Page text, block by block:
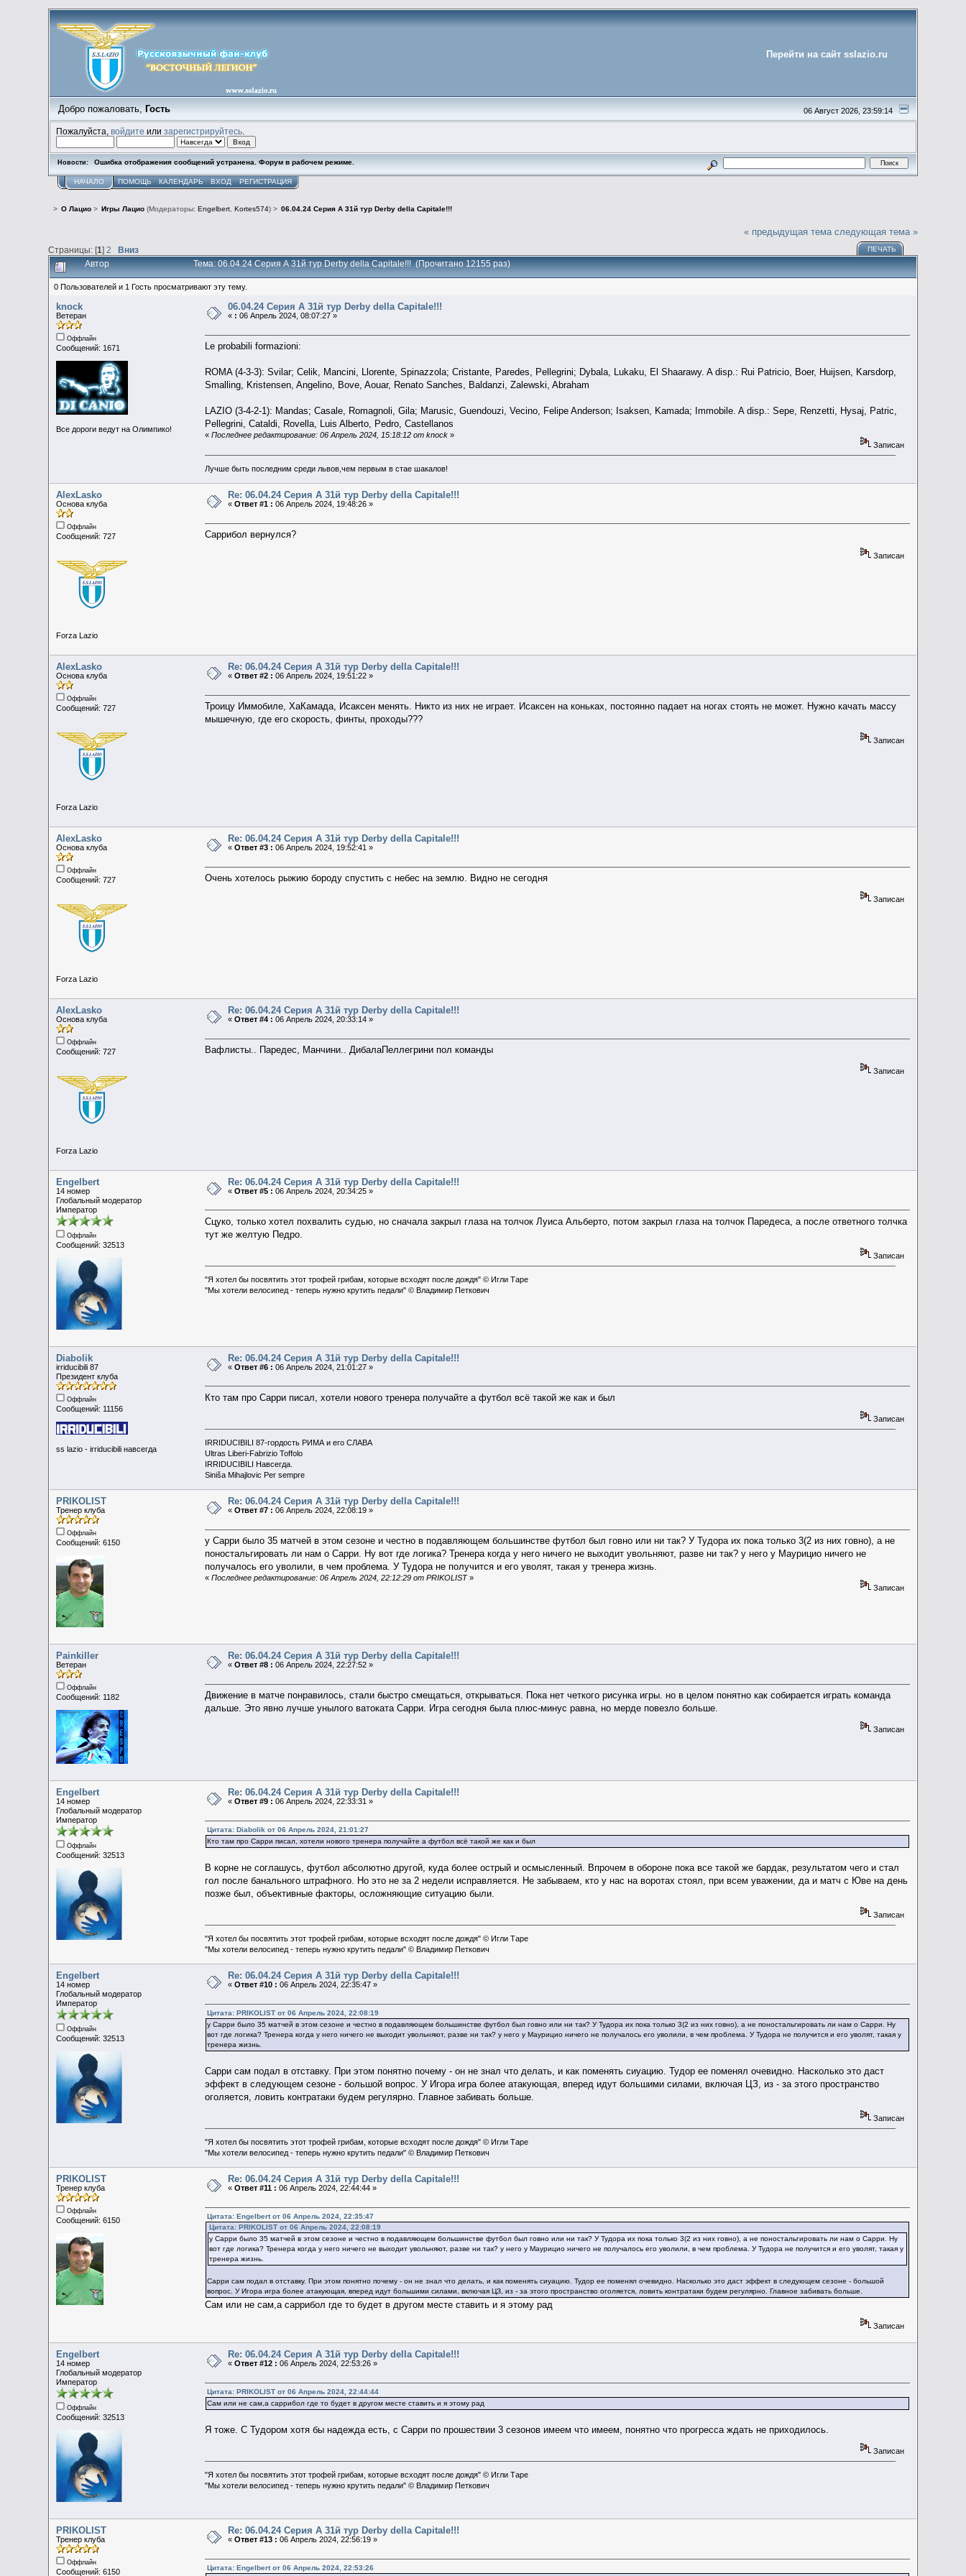
Перейти на сайт sslazio.ru
06 Август 2026, 23:59:14
Добро пожаловать, Гость
Пожалуйста,войдите илизарегистрируйтесь
Новости: Ошибка отображения сообщений устранена. Форум в рабочем режиме.
НАЧАЛО ПОМОЩЬ КАЛЕНДАРЬ ВХОД РЕГИСТРАЦИЯ
> О Лацио> Игры Лацио(Модераторы: Engelbert, Kortes574) > 06.04.24 Серия А 31й тур Derby della Capitale!!!
« предыдущая тема следующая тема »
Страницы: [1] 2 Вниз ПЕЧАТЬ
Автор Тема: 06.04.24 Серия А 31й тур Derby della Capitale!!! (Прочитано 12155 раз)
0 Пользователей и 1 Гость просматривают эту тему.
knock
Ветеран
Оффлайн
Сообщений: 1671
Все дороги ведут на Олимпико!
06.04.24 Серия А 31й тур Derby della Capitale!!!
« : 06 Апрель 2024, 08:07:27 »
Le probabili formazioni:
ROMA (4-3-3): Svilar; Celik, Mancini, Llorente, Spinazzola; Cristante, Paredes, Pellegrini; Dybala, Lukaku, El Shaarawy. A disp.: Rui Patricio, Boer, Huijsen, Karsdorp,
Smalling, Kristensen, Angelino, Bove, Aouar, Renato Sanches, Baldanzi, Zalewski, Abraham
LAZIO (3-4-2-1): Mandas; Casale, Romagnoli, Gila; Marusic, Guendouzi, Vecino, Felipe Anderson; Isaksen, Kamada; Immobile. A disp.: Sepe, Renzetti, Hysaj, Patric,
Pellegrini, Cataldi, Rovella, Luis Alberto, Pedro, Castellanos
« Последнее редактирование: 06 Апрель 2024, 15:18:12 от knock»
Записан
Лучше быть последним среди львов,чем первым в стае шакалов!
AlexLasko
Основа клуба
Оффлайн
Сообщений: 727
Forza Lazio
Re: 06.04.24 Серия А 31й тур Derby della Capitale!!!
«Ответ #1 : 06 Апрель 2024, 19:48:26 »
Саррибол вернулся?
Записан
AlexLasko
Основа клуба
Оффлайн
Сообщений: 727
Forza Lazio
Re: 06.04.24 Серия А 31й тур Derby della Capitale!!!
«Ответ #2 : 06 Апрель 2024, 19:51:22 »
Троицу Иммобиле, ХаКамада, Исаксен менять. Никто из них не играет. Исаксен на коньках, постоянно падает на ногах стоять не может. Нужно качать массу
мышечную, где его скорость, финты, проходы???
Записан
AlexLasko
Основа клуба
Оффлайн
Сообщений: 727
Forza Lazio
Re: 06.04.24 Серия А 31й тур Derby della Capitale!!!
«Ответ #3 : 06 Апрель 2024, 19:52:41 »
Очень хотелось рыжию бороду спустить с небес на землю. Видно не сегодня
Записан
AlexLasko
Основа клуба
Оффлайн
Сообщений: 727
Forza Lazio
Re: 06.04.24 Серия А 31й тур Derby della Capitale!!!
«Ответ #4 : 06 Апрель 2024, 20:33:14 »
Вафлисты.. Паредес, Манчини.. ДибалаПеллегрини пол команды
Записан
Engelbert
14 номер
Глобальный модератор
Император
Оффлайн
Сообщений: 32513
Re: 06.04.24 Серия А 31й тур Derby della Capitale!!!
«Ответ #5 : 06 Апрель 2024, 20:34:25 »
Сцуко, только хотел похвалить судью, но сначала закрыл глаза на толчок Луиса Альберто, потом закрыл глаза на толчок Паредеса, а после ответного толчка
тут же желтую Педро.
Записан
"Я хотел бы посвятить этот трофей грибам, которые всходят после дождя" © Игли Таре
"Мы хотели велосипед - теперь нужно крутить педали" © Владимир Петкович
Diabolik
irriducibili 87
Президент клуба
Оффлайн
Сообщений: 11156
ss lazio - irriducibili навсегда
Re: 06.04.24 Серия А 31й тур Derby della Capitale!!!
«Ответ #6 : 06 Апрель 2024, 21:01:27 »
Кто там про Сарри писал, хотели нового тренера получайте а футбол всё такой же как и был
Записан
IRRIDUCIBILI 87-гордость РИМА и его СЛАВА
Ultras Liberi-Fabrizio Toffolo
IRRIDUCIBILI Навсегда.
Siniša Mihajlovic Per sempre
PRIKOLIST
Тренер клуба
Оффлайн
Сообщений: 6150
Re: 06.04.24 Серия А 31й тур Derby della Capitale!!!
«Ответ #7 : 06 Апрель 2024, 22:08:19 »
у Сарри было 35 матчей в этом сезоне и честно в подавляющем большинстве футбол был говно или ни так? У Тудора их пока только 3(2 из них говно), а не
поностальгировать ли нам о Сарри. Ну вот где логика? Тренера когда у него ничего не выходит увольняют, разве ни так? у него у Маурицио ничего не
получалось его уволили, в чем проблема. У Тудора не получится и его уволят, такая у тренера жизнь.
« Последнее редактирование: 06 Апрель 2024, 22:12:29 от PRIKOLIST»
Записан
Painkiller
Ветеран
Оффлайн
Сообщений: 1182
Re: 06.04.24 Серия А 31й тур Derby della Capitale!!!
«Ответ #8 : 06 Апрель 2024, 22:27:52 »
Движение в матче понравилось, стали быстро смещаться, открываться. Пока нет четкого рисунка игры. но в целом понятно как собирается играть команда
дальше. Это явно лучше унылого ватоката Сарри. Игра сегодня была плюс-минус равна, но мерде повезло больше.
Записан
Engelbert
14 номер
Глобальный модератор
Император
Оффлайн
Сообщений: 32513
Re: 06.04.24 Серия А 31й тур Derby della Capitale!!!
«Ответ #9 : 06 Апрель 2024, 22:33:31 »
Цитата: Diabolik от 06 Апрель 2024, 21:01:27
Кто там про Сарри писал, хотели нового тренера получайте а футбол всё такой же как и был
В корне не соглашусь, футбол абсолютно другой, куда более острый и осмысленный. Впрочем в обороне пока все такой же бардак, результатом чего и стал
гол после банального штрафного. Но это не за 2 недели исправляется. Не забываем, кто у нас на воротах стоял, при всем уважении, да и матч с Юве на день
позже был, объективные факторы, осложняющие ситуацию были.
Записан
"Я хотел бы посвятить этот трофей грибам, которые всходят после дождя" © Игли Таре
"Мы хотели велосипед - теперь нужно крутить педали" © Владимир Петкович
Engelbert
14 номер
Глобальный модератор
Император
Оффлайн
Сообщений: 32513
Re: 06.04.24 Серия А 31й тур Derby della Capitale!!!
«Ответ #10 : 06 Апрель 2024, 22:35:47 »
Цитата: PRIKOLIST от 06 Апрель 2024, 22:08:19
у Сарри было 35 матчей в этом сезоне и честно в подавляющем большинстве футбол был говно или ни так? У Тудора их пока только 3(2 из них говно), а не поностальгировать ли нам о Сарри. Ну
вот где логика? Тренера когда у него ничего не выходит увольняют, разве ни так? у него у Маурицио ничего не получалось его уволили, в чем проблема. У Тудора не получится и его уволят, такая у
тренера жизнь.
Сарри сам подал в отставку. При этом понятно почему - он не знал что делать, и как поменять сиуацию. Тудор ее поменял очевидно. Насколько это даст
эффект в следующем сезоне - большой вопрос. У Игора игра более атакующая, вперед идут большими силами, включая ЦЗ, из - за этого пространство
оголяется, ловить контратаки будем регулярно. Главное забивать больше.
Записан
"Я хотел бы посвятить этот трофей грибам, которые всходят после дождя" © Игли Таре
"Мы хотели велосипед - теперь нужно крутить педали" © Владимир Петкович
PRIKOLIST
Тренер клуба
Оффлайн
Сообщений: 6150
Re: 06.04.24 Серия А 31й тур Derby della Capitale!!!
«Ответ #11 : 06 Апрель 2024, 22:44:44 »
Цитата: Engelbert от 06 Апрель 2024, 22:35:47
Цитата: PRIKOLIST от 06 Апрель 2024, 22:08:19
у Сарри было 35 матчей в этом сезоне и честно в подавляющем большинстве футбол был говно или ни так? У Тудора их пока только 3(2 из них говно), а не поностальгировать ли нам о Сарри. Ну
вот где логика? Тренера когда у него ничего не выходит увольняют, разве ни так? у него у Маурицио ничего не получалось его уволили, в чем проблема. У Тудора не получится и его уволят, такая у
тренера жизнь.
Сарри сам подал в отставку. При этом понятно почему - он не знал что делать, и как поменять сиуацию. Тудор ее поменял очевидно. Насколько это даст эффект в следующем сезоне - большой
вопрос. У Игора игра более атакующая, вперед идут большими силами, включая ЦЗ, из - за этого пространство оголяется, ловить контратаки будем регулярно. Главное забивать больше.
Сам или не сам,а саррибол где то будет в другом месте ставить и я этому рад
Записан
Engelbert
14 номер
Глобальный модератор
Император
Оффлайн
Сообщений: 32513
Re: 06.04.24 Серия А 31й тур Derby della Capitale!!!
«Ответ #12 : 06 Апрель 2024, 22:53:26 »
Цитата: PRIKOLIST от 06 Апрель 2024, 22:44:44
Сам или не сам,а саррибол где то будет в другом месте ставить и я этому рад
Я тоже. С Тудором хотя бы надежда есть, с Сарри по прошествии 3 сезонов имеем что имеем, понятно что прогресса ждать не приходилось.
Записан
"Я хотел бы посвятить этот трофей грибам, которые всходят после дождя" © Игли Таре
"Мы хотели велосипед - теперь нужно крутить педали" © Владимир Петкович
PRIKOLIST
Тренер клуба
Оффлайн
Сообщений: 6150
Re: 06.04.24 Серия А 31й тур Derby della Capitale!!!
«Ответ #13 : 06 Апрель 2024, 22:56:19 »
Цитата: Engelbert от 06 Апрель 2024, 22:53:26